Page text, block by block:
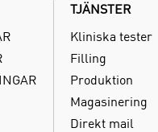
TJÄNSTER
Kliniska tester
Filling
Produktion
Magasinering
Direkt mail